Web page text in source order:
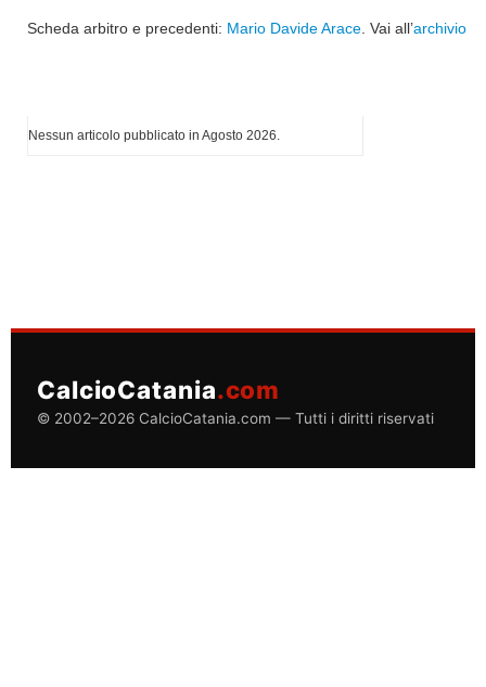
Scheda arbitro e precedenti: Mario Davide Arace . Vai all’archivio
Nessun articolo pubblicato in Agosto 2026.
CalcioCatania.com
© 2002–2026 CalcioCatania.com — Tutti i diritti riservati